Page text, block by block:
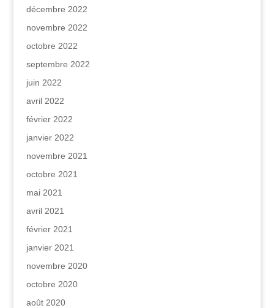
décembre 2022
novembre 2022
octobre 2022
septembre 2022
juin 2022
avril 2022
février 2022
janvier 2022
novembre 2021
octobre 2021
mai 2021
avril 2021
février 2021
janvier 2021
novembre 2020
octobre 2020
août 2020